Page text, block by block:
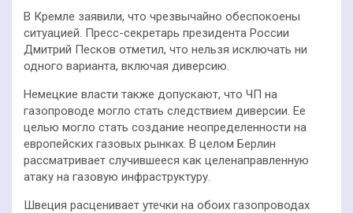
В Кремле заявили, что чрезвычайно обеспокоены
ситуацией. Пресс-секретарь президента России
Дмитрий Песков отметил, что нельзя исключать ни
одного варианта, включая диверсию.
Немецкие власти также допускают, что ЧП на
газопроводе могло стать следствием диверсии. Ее
целью могло стать создание неопределенности на
европейских газовых рынках. В целом Берлин
рассматривает случившееся как целенаправленную
атаку на газовую инфраструктуру.
Швеция расценивает утечки на обоих газопроводах